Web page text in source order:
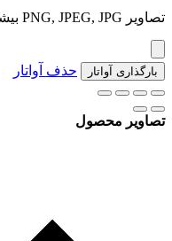
تصاویر PNG, JPEG, JPG بیشترین حجم مجاز 3 مگابایت
بارگذاری آواتار حذف آواتار
تصاویر محصول